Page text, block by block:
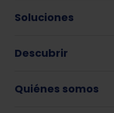
Soluciones
Descubrir
Quiénes somos